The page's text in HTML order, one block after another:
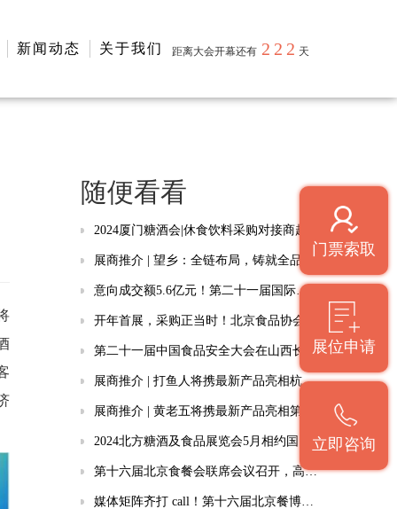
新闻动态 关于我们 距离大会开幕还有 222 天
门票索取
展位申请
立即咨询
随便看看
2024厦门糖酒会|休食饮料采购对接商超、便利店专场活动
展商推介 | 望乡：全链布局，铸就全品类面制品品质标杆
意向成交额5.6亿元！第二十一届国际果蔬·食品博览会闭幕
开年首展，采购正当时！北京食品协会邀您共赴第十六届北京食餐会
第二十一届中国食品安全大会在山西长治举行
展商推介 | 打鱼人将携最新产品亮相杭州食餐会
展商推介 | 黄老五将携最新产品亮相第十四届北京餐饮（秋季）博览会
2024北方糖酒及食品展览会5月相约国家会展中心
第十六届北京食餐会联席会议召开，高质量推进北京食餐会迈上新台阶
媒体矩阵齐打 call！第十六届北京餐博会获千万曝光，3月北京不见不散